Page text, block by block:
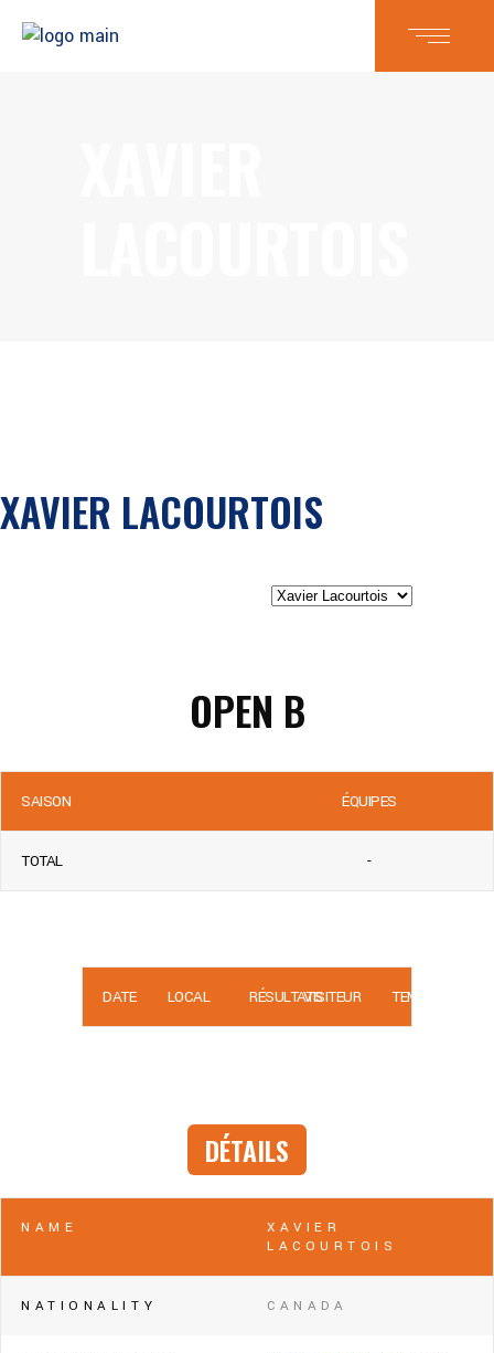
XAVIER LACOURTOIS
OPEN B
SAISON ÉQUIPES
TOTAL -
DATE LOCAL RÉSULTATSVISITEUR TEMPS
DÉTAILS
NAME
XAVIER
LACOURTOIS
NATIONALITY CANADA